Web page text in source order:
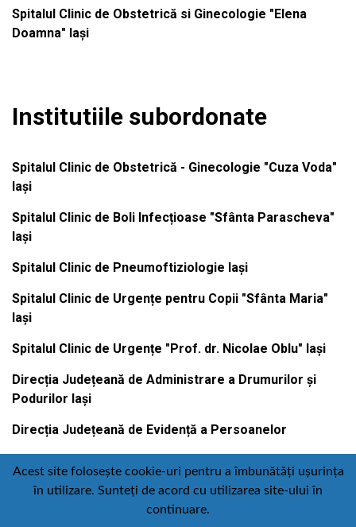
Spitalul Clinic de Obstetrică si Ginecologie "Elena
Doamna" Iași
Institutiile subordonate
Spitalul Clinic de Obstetrică - Ginecologie "Cuza Voda"
Iași
Spitalul Clinic de Boli Infecțioase "Sfânta Parascheva"
Iași
Spitalul Clinic de Pneumoftiziologie Iași
Spitalul Clinic de Urgențe pentru Copii "Sfânta Maria"
Iași
Spitalul Clinic de Urgențe "Prof. dr. Nicolae Oblu" Iași
Direcția Județeană de Administrare a Drumurilor și
Podurilor Iași
Direcția Județeană de Evidență a Persoanelor
Contact Politică de confidențialitate
Acest site folosește cookie-uri pentru a îmbunătăți ușurința
în utilizare. Sunteți de acord cu utilizarea site-ului în
continuare.